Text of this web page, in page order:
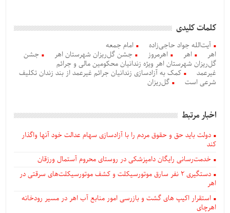
کلمات کلیدی
آیت‌الله جواد حاجی‌زاده
امام جمعه
اهر
اهر اهرمروز جشن گل‌ریزان شهرستان اهر
جشن
گل‌ریزان شهرستان اهر ویژه زندانیان محکومین مالی و جرائم
غیرعمد
کمک به آزادسازی زندانیان جرائم غیرعمد از بند زندان تکلیف
شرعی است
گل‌ریزان
اخبار مرتبط
دولت باید حق و حقوق مردم را با آزادسازی سهام عدالت خود آنها واگذار
کند
خدمت‌رسانی رایگان دامپزشکی در روستای محروم آستمال ورزقان
دستگيری ۲ نفر سارق موتورسیکلت و کشف موتورسیکلت‌های سرقتی در
اهر
استقرار اکیپ های گشت و بازرسی امور منابع آب اهر در مسیر رودخانه
اهرچای